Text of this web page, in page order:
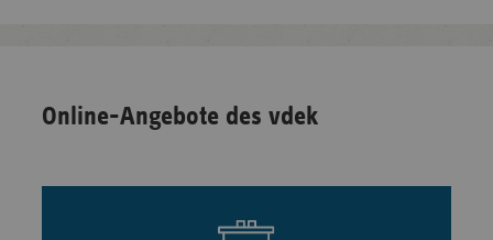
Online-Angebote des vdek